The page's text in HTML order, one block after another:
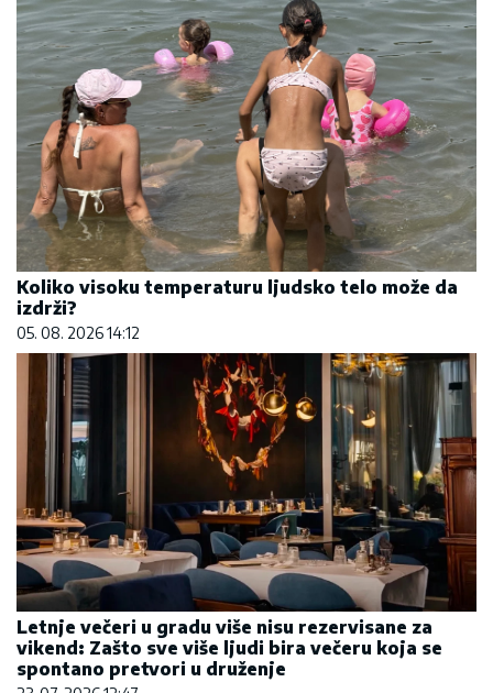
Koliko visoku temperaturu ljudsko telo može da
izdrži?
05. 08. 2026 14:12
Letnje večeri u gradu više nisu rezervisane za
vikend: Zašto sve više ljudi bira večeru koja se
spontano pretvori u druženje